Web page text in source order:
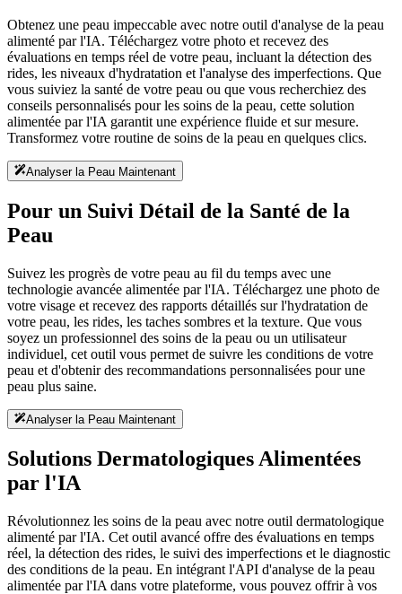
Obtenez une peau impeccable avec notre outil d'analyse de la peau
alimenté par l'IA. Téléchargez votre photo et recevez des
évaluations en temps réel de votre peau, incluant la détection des
rides, les niveaux d'hydratation et l'analyse des imperfections. Que
vous suiviez la santé de votre peau ou que vous recherchiez des
conseils personnalisés pour les soins de la peau, cette solution
alimentée par l'IA garantit une expérience fluide et sur mesure.
Transformez votre routine de soins de la peau en quelques clics.
Analyser la Peau Maintenant
Pour un Suivi Détail de la Santé de la
Peau
Suivez les progrès de votre peau au fil du temps avec une
technologie avancée alimentée par l'IA. Téléchargez une photo de
votre visage et recevez des rapports détaillés sur l'hydratation de
votre peau, les rides, les taches sombres et la texture. Que vous
soyez un professionnel des soins de la peau ou un utilisateur
individuel, cet outil vous permet de suivre les conditions de votre
peau et d'obtenir des recommandations personnalisées pour une
peau plus saine.
Analyser la Peau Maintenant
Solutions Dermatologiques Alimentées
par l'IA
Révolutionnez les soins de la peau avec notre outil dermatologique
alimenté par l'IA. Cet outil avancé offre des évaluations en temps
réel, la détection des rides, le suivi des imperfections et le diagnostic
des conditions de la peau. En intégrant l'API d'analyse de la peau
alimentée par l'IA dans votre plateforme, vous pouvez offrir à vos